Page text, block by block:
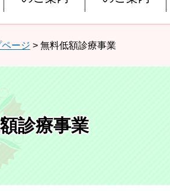
ページ > 無料低額診療事業
診療事業